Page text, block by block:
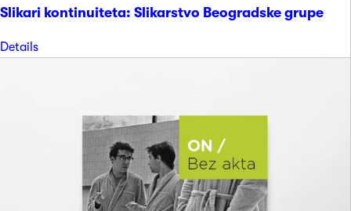
Slikari kontinuiteta: Slikarstvo Beogradske grupe
Details